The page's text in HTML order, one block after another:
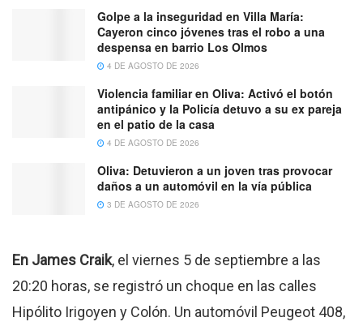
Golpe a la inseguridad en Villa María:
Cayeron cinco jóvenes tras el robo a una
despensa en barrio Los Olmos
4 DE AGOSTO DE 2026
Violencia familiar en Oliva: Activó el botón
antipánico y la Policía detuvo a su ex pareja
en el patio de la casa
4 DE AGOSTO DE 2026
Oliva: Detuvieron a un joven tras provocar
daños a un automóvil en la vía pública
3 DE AGOSTO DE 2026
En James Craik, el viernes 5 de septiembre a las
20:20 horas, se registró un choque en las calles
Hipólito Irigoyen y Colón. Un automóvil Peugeot 408,